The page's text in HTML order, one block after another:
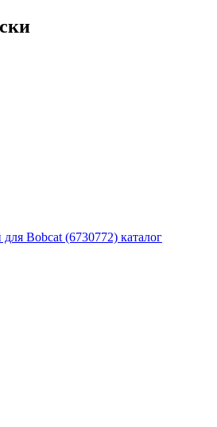
Bobcat (6730772) каталог